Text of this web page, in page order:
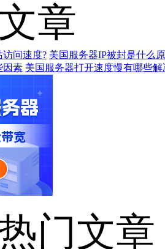
章
问速度? 美国服务器IP被封是什么
因素 美国服务器打开速度慢有哪些解
门文章